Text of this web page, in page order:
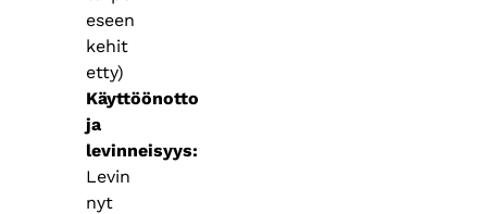
eseen
kehit
etty)
Käyttöönotto
ja
levinneisyys
Levin
nyt